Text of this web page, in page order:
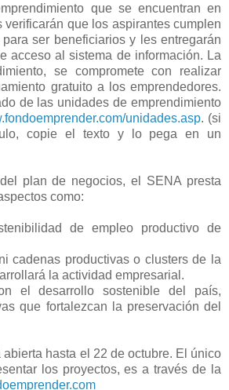
que se encuentran en
que los aspirantes cumplen
ser beneficiarios y les entregarán
acceso al sistema de información. La
se compromete con realizar
gratuito a los emprendedores.
de las unidades de emprendimiento
unidades.asp. (si
copie el texto y lo pega en un
plan de negocios, el SENA presta
como:
de empleo productivo de
cadenas productivas o clusters de la
la actividad empresarial.
el desarrollo sostenible del país,
que fortalezcan la preservación del
abierta hasta el 22 de octubre. El único
los proyectos, es a través de la